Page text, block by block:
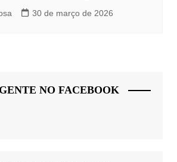
30 de março de 2026
NO FACEBOOK